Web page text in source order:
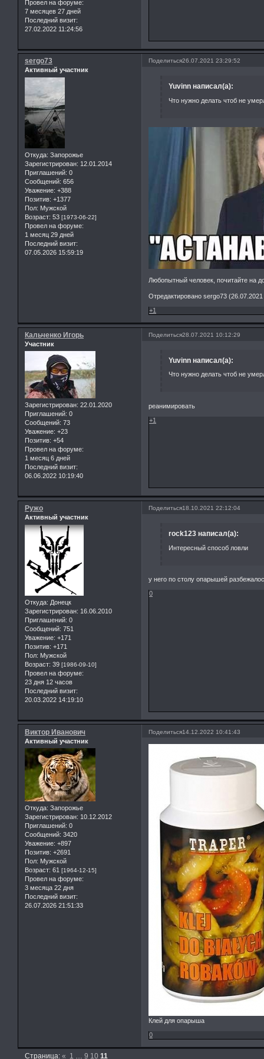
Провел на форуме:
7 месяцев 27 дней
Последний визит:
27.02.2022 11:24:56
Поделиться26.07.2021 23:29:52
sergo73
Активный участник
Откуда: Запорожье
Зарегистрирован: 12.01.2014
Приглашений: 0
Сообщений: 656
Уважение: +388
Позитив: +1377
Пол: Мужской
Возраст: 53 [1973-06-22]
Провел на форуме:
1 месяц 29 дней
Последний визит:
07.05.2026 15:59:19
Yuvinn написал(а):
Что нужно делать чтоб не
Любопытный человек, почитайте на
Отредактировано sergo73
+1
Поделиться28.07.2021 10:12:29
Кальченко Игорь
Участник
Зарегистрирован: 22.01.2020
Приглашений: 0
Сообщений: 73
Уважение: +23
Позитив: +54
Провел на форуме:
1 месяц 6 дней
Последний визит:
06.06.2022 10:19:40
Yuvinn написал(а):
Что нужно делать чтоб не
реанимировать
+1
Поделиться18.10.2021 22:12:04
Ружо
Активный участник
Откуда: Донецк
Зарегистрирован: 16.06.2010
Приглашений: 0
Сообщений: 751
Уважение: +171
Позитив: +171
Пол: Мужской
Возраст: 39 [1986-09-10]
Провел на форуме:
23 дня 12 часов
Последний визит:
20.03.2022 14:19:10
rock123 написал(а):
Интересный способ ловли
у него по столу опарышей
0
Поделиться14.12.2022 10:41:43
Виктор Иванович
Активный участник
Откуда: Запорожье
Зарегистрирован: 10.12.2012
Приглашений: 0
Сообщений: 3420
Уважение: +897
Позитив: +2691
Пол: Мужской
Возраст: 61 [1964-12-15]
Провел на форуме:
3 месяца 22 дня
Последний визит:
26.07.2026 21:51:33
Клей для опарыша
0
Страница:« 1 … 9 10 11